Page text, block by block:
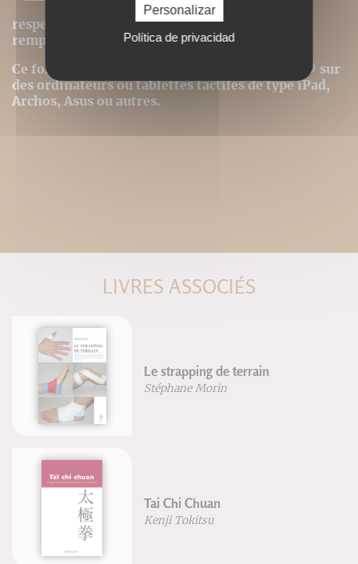
images). La pagination est donc
respectée et la première page du livre est
remplacée par la couverture.
Ce format peut être lu par le logiciel Acrobat © sur
des ordinateurs ou tablettes tactiles de type iPad,
Archos, Asus ou autres.
LIVRES ASSOCIÉS
Le strapping de terrain
Stéphane Morin
Tai Chi Chuan
Kenji Tokitsu
Personalizar
Política de privacidad